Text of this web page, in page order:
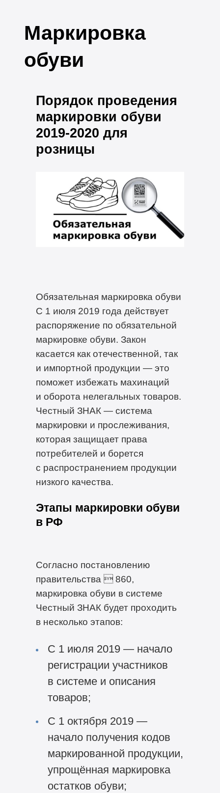
Маркировка
обуви
Порядок проведения
маркировки обуви
2019-2020 для
розницы
Обязательная маркировка обуви
С 1 июля 2019 года действует
распоряжение по обязательной
маркировке обуви. Закон
касается как отечественной, так
и импортной продукции — это
поможет избежать махинаций
и оборота нелегальных товаров.
Честный ЗНАК — система
маркировки и прослеживания,
которая защищает права
потребителей и борется
с распространением продукции
низкого качества.
Этапы маркировки обуви
в РФ
Согласно постановлению
правительства  860,
маркировка обуви в системе
Честный ЗНАК будет проходить
в несколько этапов:
С 1 июля 2019 — начало
регистрации участников
в системе и описания
товаров;
С 1 октября 2019 —
начало получения кодов
маркированной продукции,
упрощённая маркировка
остатков обуви;